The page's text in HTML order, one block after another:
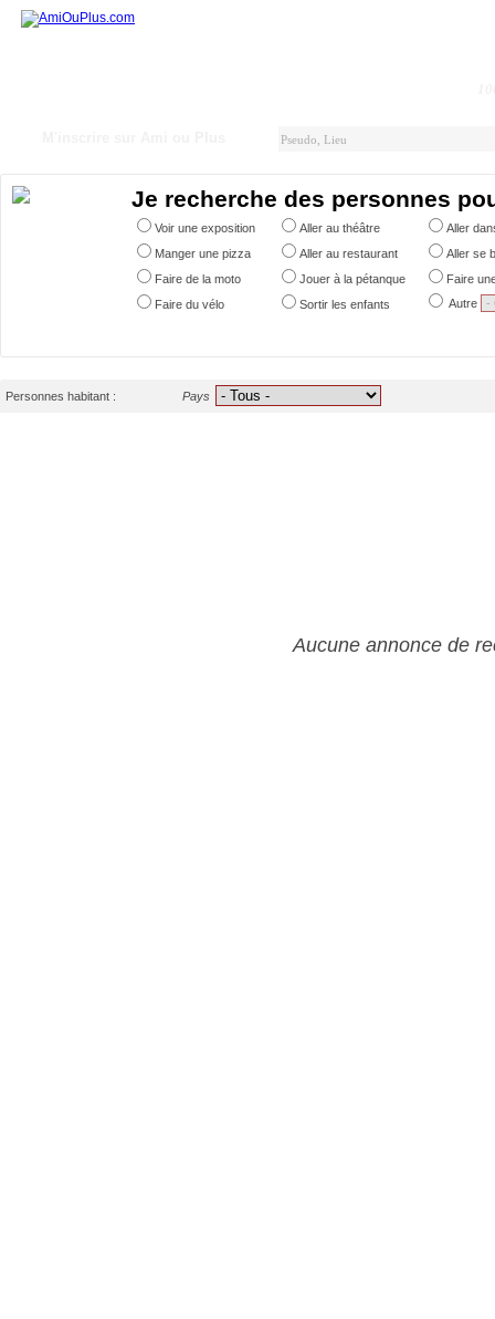
Je recherche des personnes
Voir une exposition Aller au théâtre
Aller
Manger une pizza
Aller au restaurant
Aller se
Faire de la moto
Jouer à la pétanque
Faire
Faire du vélo
Sortir les enfants Autre
Personnes habitant : Pays
Aucune annonce de